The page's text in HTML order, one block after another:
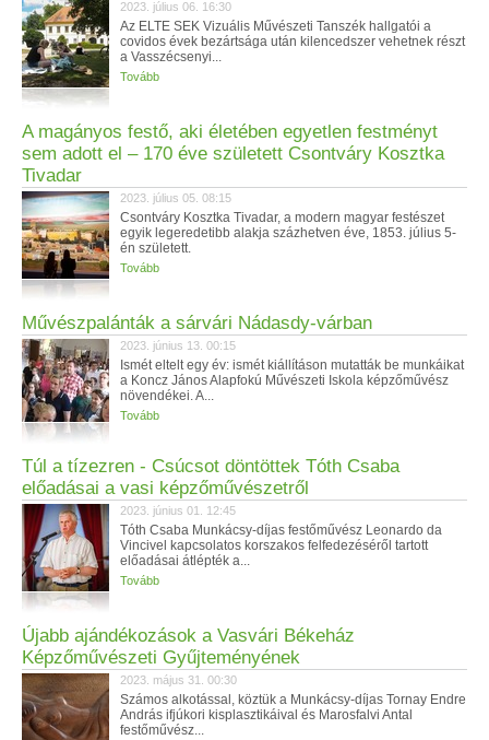
2023. július 06. 16:30
Az ELTE SEK Vizuális Művészeti Tanszék hallgatói a
covidos évek bezártsága után kilencedszer vehetnek részt
a Vasszécsenyi...
Tovább
A magányos festő, aki életében egyetlen festményt
sem adott el – 170 éve született Csontváry Kosztka
Tivadar
2023. július 05. 08:15
Csontváry Kosztka Tivadar, a modern magyar festészet
egyik legeredetibb alakja százhetven éve, 1853. július 5-
én született.
Tovább
Művészpalánták a sárvári Nádasdy-várban
2023. június 13. 00:15
Ismét eltelt egy év: ismét kiállításon mutatták be munkáikat
a Koncz János Alapfokú Művészeti Iskola képzőművész
növendékei. A...
Tovább
Túl a tízezren - Csúcsot döntöttek Tóth Csaba
előadásai a vasi képzőművészetről
2023. június 01. 12:45
Tóth Csaba Munkácsy-díjas festőművész Leonardo da
Vincivel kapcsolatos korszakos felfedezéséről tartott
előadásai átlépték a...
Tovább
Újabb ajándékozások a Vasvári Békeház
Képzőművészeti Gyűjteményének
2023. május 31. 00:30
Számos alkotással, köztük a Munkácsy-díjas Tornay Endre
András ifjúkori kisplasztikáival és Marosfalvi Antal
festőművész...